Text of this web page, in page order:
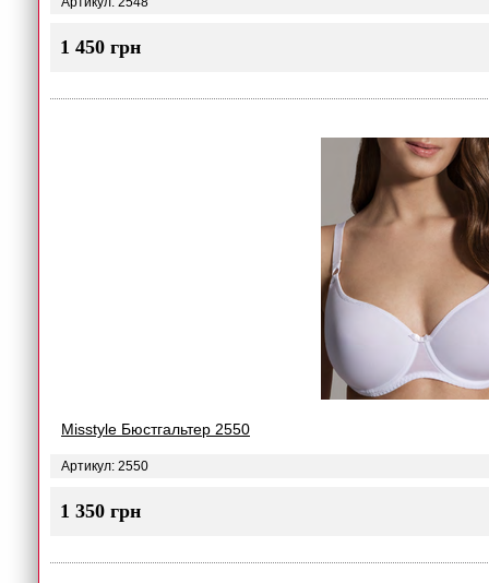
1 450 грн
Misstyle Бюстгальтер 2550
Артикул: 2550
1 350 грн